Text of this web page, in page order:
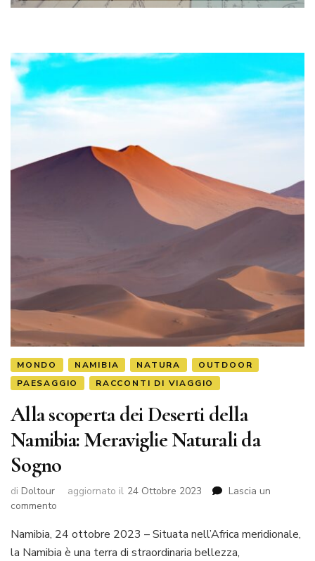
MONDO NAMIBIA NATURA
OUTDOOR
PAESAGGIO
RACCONTI DI VIAGGIO
Alla scoperta dei Deserti della
Namibia: Meraviglie Naturali da
Sogno
di Doltour aggiornato il 24 Ottobre 2023
Lascia un
commento
Namibia, 24 ottobre 2023 – Situata nell’Africa meridionale,
la Namibia è una terra di straordinaria bellezza,